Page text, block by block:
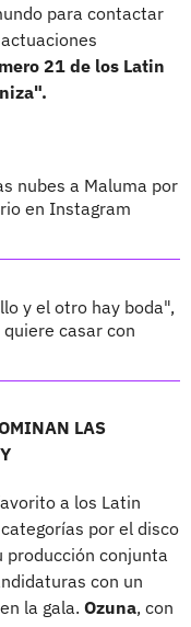
para contactar
21 de los Latin
nubes a Maluma por
en Instagram
y el otro hay boda",
casar con
LAS
a los Latin
por el disco
producción conjunta
con un
la gala. Ozuna, con